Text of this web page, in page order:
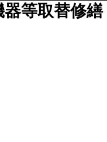
等取替修繕